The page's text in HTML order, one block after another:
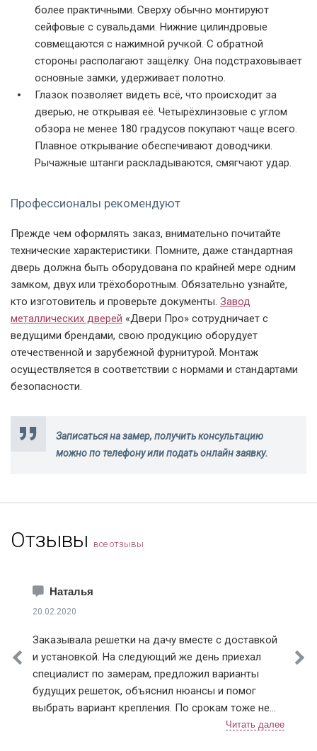
более практичными. Сверху обычно монтируют
сейфовые с сувальдами. Нижние цилиндровые
совмещаются с нажимной ручкой. С обратной
стороны располагают защёлку. Она подстраховывает
основные замки, удерживает полотно.
Глазок позволяет видеть всё, что происходит за
дверью, не открывая её. Четырёхлинзовые с углом
обзора не менее 180 градусов покупают чаще всего.
Плавное открывание обеспечивают доводчики.
Рычажные штанги раскладываются, смягчают удар.
Профессионалы рекомендуют
Прежде чем оформлять заказ, внимательно почитайте
технические характеристики. Помните, даже стандартная
дверь должна быть оборудована по крайней мере одним
замком, двух или трёхоборотным. Обязательно узнайте,
кто изготовитель и проверьте документы. Завод
металлических дверей «Двери Про» сотрудничает с
ведущими брендами, свою продукцию оборудует
отечественной и зарубежной фурнитурой. Монтаж
осуществляется в соответствии с нормами и стандартами
безопасности.
Записаться на замер, получить консультацию
можно по телефону или подать онлайн заявку.
Отзывы все отзывы
Наталья
20.02.2020
Заказывала решетки на дачу вместе с доставкой
и установкой. На следующий же день приехал
специалист по замерам, предложил варианты
будущих решеток, объяснил нюансы и помог
выбрать вариант крепления. По срокам тоже не
подвели, приехали в точное время и достаточно